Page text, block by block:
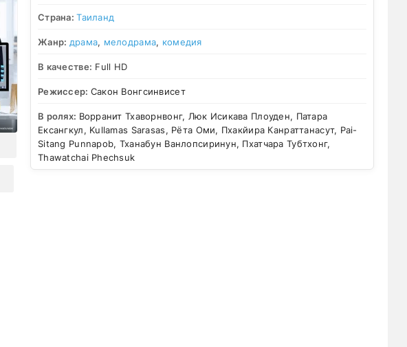
Страна:Таиланд
Жанр: драма, мелодрама, комедия
В качестве: Full HD
Режиссер: Сакон Вонгсинвисет
В ролях: Ворранит Тхаворнвонг, Люк Исикава Плоуден, Патара
Ексангкул, Kullamas Sarasas, Рёта Оми, Пхакйира Канраттанасут, Pai-
Sitang Punnapob, Тханабун Ванлопсиринун, Пхатчара Тубтхонг,
Thawatchai Phechsuk